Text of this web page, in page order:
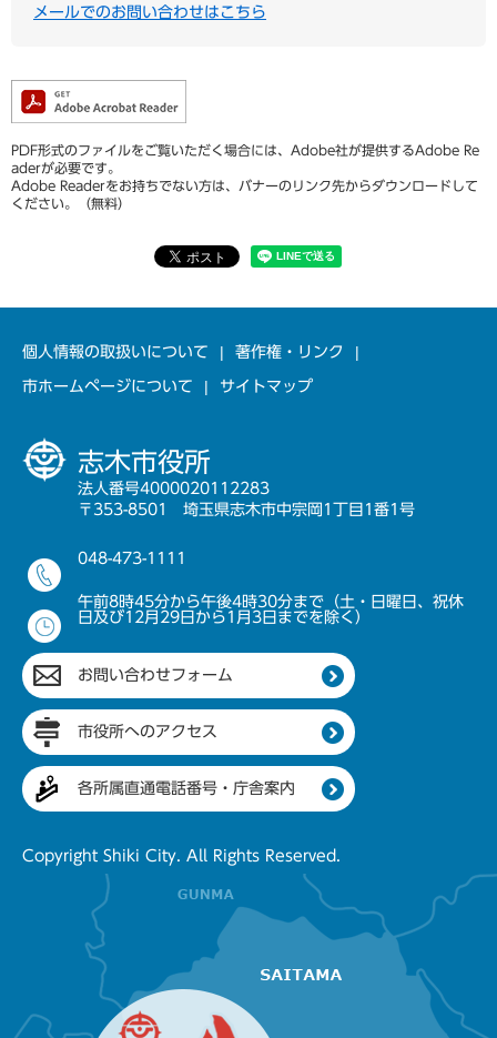
メールでのお問い合わせはこちら
PDF形式のファイルをご覧いただく場合には、Adobe社が提供するAdobe Re
aderが必要です。
Adobe Readerをお持ちでない方は、バナーのリンク先からダウンロードして
ください。（無料）
個人情報の取扱いについて 著作権・リンク
市ホームページについて サイトマップ
志木市役所
法人番号4000020112283
〒353-8501 埼玉県志木市中宗岡1丁目1番1号
048-473-1111
午前8時45分から午後4時30分まで（土・日曜日、祝休
日及び12月29日から1月3日までを除く）
お問い合わせフォーム
市役所へのアクセス
各所属直通電話番号・庁舎案内
Copyright Shiki City. All Rights Reserved.